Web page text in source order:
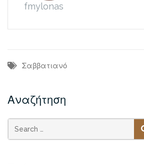
fmylonas
Σαββατιανό
Αναζήτηση